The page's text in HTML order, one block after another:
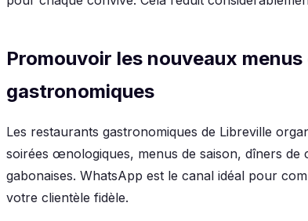
Promouvoir les nouveaux
gastronomiques
Les restaurants gastronomiques de Libreville
soirées œnologiques, menus de saison, dîners de
gabonaises. WhatsApp est le canal idéal pour
votre clientèle fidèle.